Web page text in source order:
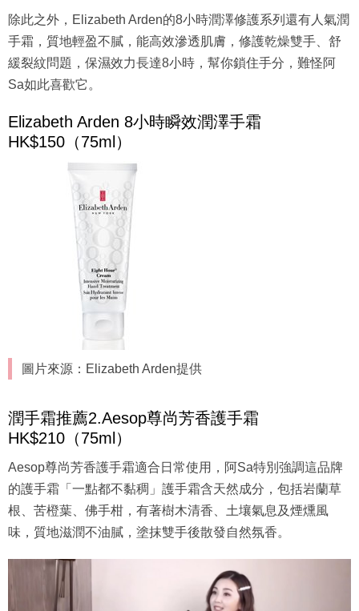
除此之外，Elizabeth Arden的8小時潤澤修護系列還有人氣潤
手霜，質地輕盈不膩，能高效滲透肌膚，修護乾燥雙手、舒
緩裂紋問題，保濕效力長達8小時，幫你鎖住手分，難怪阿
Sa如此喜歡它。
Elizabeth Arden 8小時瞬效潤澤手霜
HK$150（75ml）
圖片來源：Elizabeth Arden提供
潤手霜推薦2.Aesop尊尚芳香護手霜
HK$210（75ml）
Aesop尊尚芳香護手霜適合日常使用，阿Sa特別強調這品牌
的護手霜「一點都不黏稠」護手霜含天然成分，包括岩蘭草
根、苦橙葉、佛手柑，有著樹木清香、土壤氣息及煙燻風
味，質地滋潤不油膩，塗抹雙手後散發自然氛香。